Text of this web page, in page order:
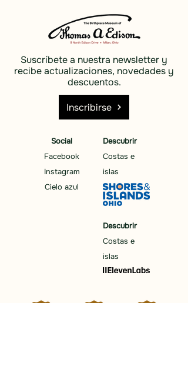
Suscríbete a nuestra newsletter y
recibe actualizaciones, novedades y
descuentos.
Inscribirse
Social
Facebook
Instagram
Cielo azul
Descubrir
Costas e
islas
Descubrir
Costas e
islas